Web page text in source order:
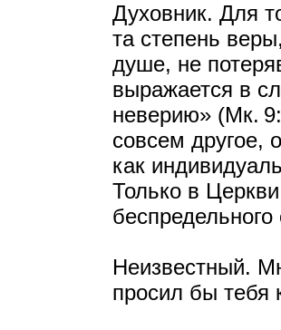
Духовник. Для
та степень
душе, не
выражается в
неверию» (Мк.
совсем другое,
как
Только в
Неизвестный.
просил бы тебя